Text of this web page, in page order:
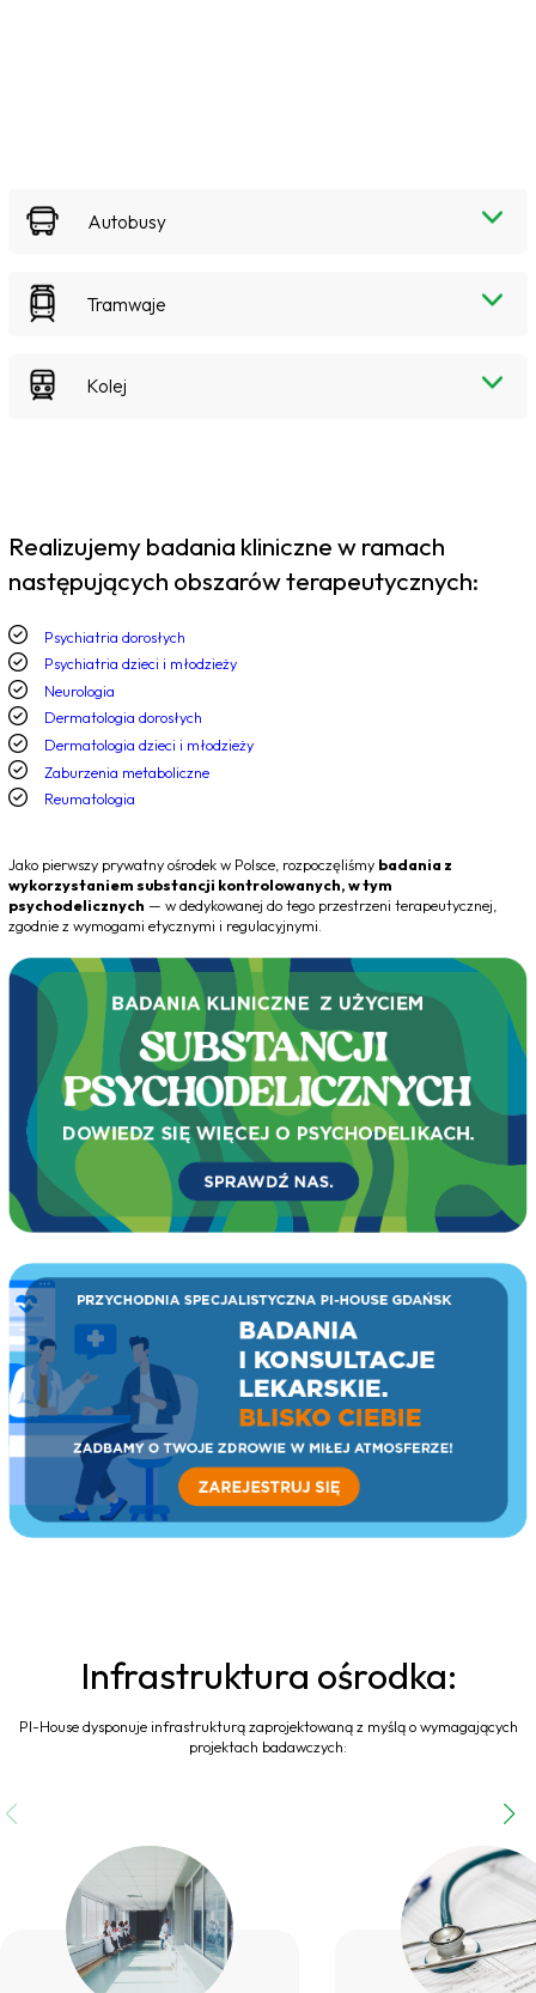
Autobusy
Tramwaje
Kolej
Realizujemy badania kliniczne w ramach
następujących obszarów terapeutycznych:
Psychiatria dorosłych
Psychiatria dzieci i młodzieży
Neurologia
Dermatologia dorosłych
Dermatologia dzieci i młodzieży
Zaburzenia metaboliczne
Reumatologia
Jako pierwszy prywatny ośrodek w Polsce, rozpoczęliśmy badania z
wykorzystaniem substancji kontrolowanych, w tym
psychodelicznych — w dedykowanej do tego przestrzeni terapeutycznej,
zgodnie z wymogami etycznymi i regulacyjnymi.
Infrastruktura ośrodka:
PI-House dysponuje infrastrukturą zaprojektowaną z myślą o wymagających
projektach badawczych: